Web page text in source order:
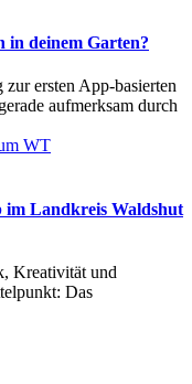
in deinem Garten?
ersten App-basierten
aufmerksam durch
Landkreis Waldshut
Kreativität und
Das